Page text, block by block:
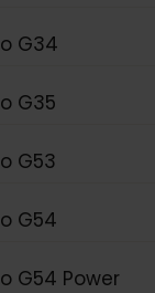
G34
G35
G53
G54
G54 Power